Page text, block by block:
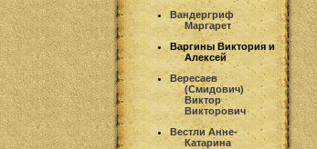
Вандергриф
Маргарет
Варгины Виктория и
Алексей
Вересаев
(Смидович)
Виктор
Викторович
Вестли Анне-
Катарина